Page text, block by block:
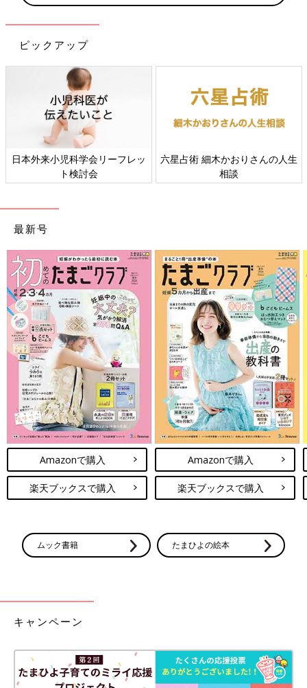
ママと一緒におすわりして、シーツ（大きめのバスタオルでも
OK）をすっぽりかぶります。中で両手を伸ばしてバサバサとた
ぐって出口を探す「探索遊び」をしましょう。室内にいるとなか
なか両腕を上に動かす機会がないもの。この遊びをすることで、
縮こまりがちな腕・肩の筋肉をしなやかに伸ばせます。
たたんだ敷布団や毛布の上に、やわらかい掛け布団を乗せて。マ
マはそばで見守って、赤ちゃんにそこで自由に遊ばせましょう。
飛び込んだり、登ったり、滑り降りたりして、全身を使ったダイ
ナミックな遊びができるので、外遊びができなくてため込んだパ
ワーを発散することができます。
「赤ちゃんに遊んでもらいたい！」とおもちゃを買っても、興味
布にやさしいし、物も増えないし、いいことずくめ！ 「外には
行けないし、今日は家の中で赤ちゃんと何して過ごそう…」と思
●参考／ひよこクラブ 2018年1月号
■監修／監修／伊瀬玲奈先生(和洋女子大学 こども発達学類 助教)
大学で未来の保育士や幼稚園教諭に指導をしている先生。「乳
ピックアップ
日本外来小児科学会リーフレッ
ト検討会
六星占術 細木かおりさんの人生
相談
最新号
Amazonで購入
楽天ブックスで購入
Amazonで購入
楽天ブックスで購入
ムック書籍 たまひよの絵本
キャンペーン